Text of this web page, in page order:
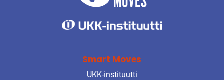
Smart Moves
UKK-instituutti